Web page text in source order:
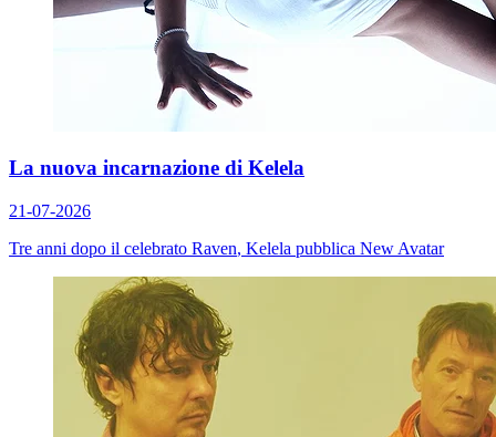
La nuova incarnazione di Kelela
21-07-2026
Tre anni dopo il celebrato Raven, Kelela pubblica New Avatar